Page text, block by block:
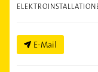
E-Mail